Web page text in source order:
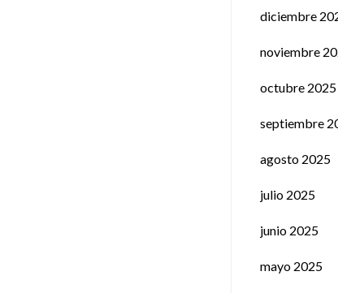
diciembre
noviembre
octubre 2025
septiembre
agosto 2025
julio 2025
junio 2025
mayo 2025